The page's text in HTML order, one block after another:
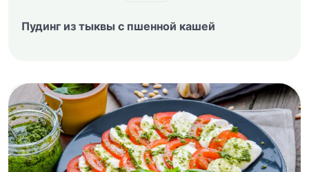
Пудинг из тыквы с пшенной кашей